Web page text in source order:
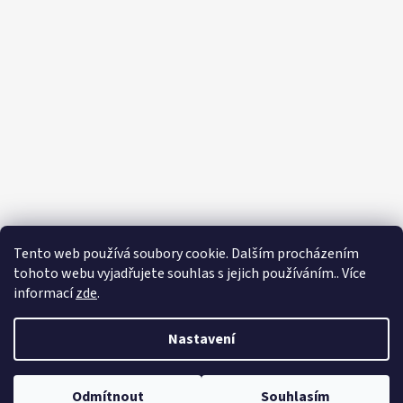
Tento web používá soubory cookie. Dalším procházením
tohoto webu vyjadřujete souhlas s jejich používáním.. Více
informacízde.
Nastavení
Odmítnout Souhlasím
Vytvořil Shoptet
Copyright 2026Zahradnictví Franc . Všechna práva vyhrazena.